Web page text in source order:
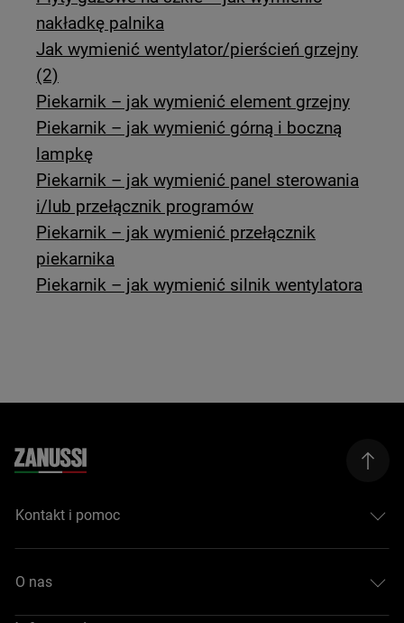
nakładkę palnika
Jak wymienić wentylator/pierścień grzejny
(2)
Piekarnik – jak wymienić element grzejny
Piekarnik – jak wymienić górną i boczną
lampkę
Piekarnik – jak wymienić panel sterowania
i/lub przełącznik programów
Piekarnik – jak wymienić przełącznik
piekarnika
Piekarnik – jak wymienić silnik wentylatora
Kontakt i pomoc
O nas